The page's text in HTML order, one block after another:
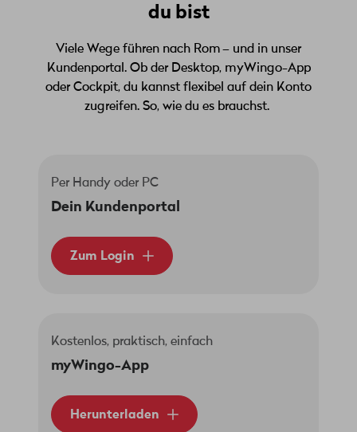
du bist
Viele Wege führen nach Rom – und in unser
Kundenportal. Ob der Desktop, myWingo-App
oder Cockpit, du kannst flexibel auf dein Konto
zugreifen. So, wie du es brauchst.
Per Handy oder PC
Dein Kundenportal
Zum Login
Kostenlos, praktisch, einfach
myWingo-App
Herunterladen